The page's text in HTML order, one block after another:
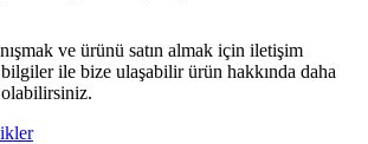
ve ürünü satın almak için iletişim
ile bize ulaşabilir ürün hakkında daha